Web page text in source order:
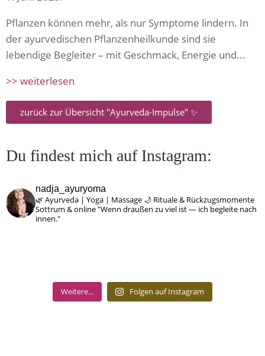
Pflanzen können mehr, als nur Symptome lindern. In
der ayurvedischen Pflanzenheilkunde sind sie
lebendige Begleiter – mit Geschmack, Energie und...
>> weiterlesen
zurück zur Übersicht "Ayurveda-Impulse" ✨
Du findest mich auf Instagram:
nadja_ayuryoma
🌿 Ayurveda | Yoga | Massage 🌙 Rituale & Rückzugsmomente
Sottrum & online"Wenn draußen zu viel ist — ich begleite nach
innen."
Weitere... Folgen auf Instagram